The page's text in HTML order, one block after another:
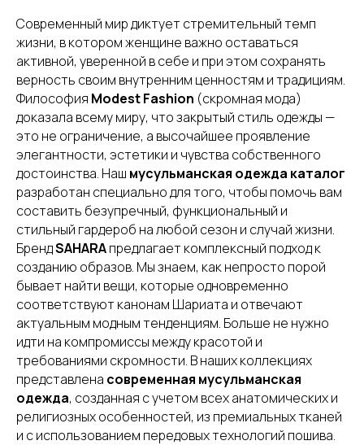
Современный мир диктует стремительный темп
жизни, в котором женщине важно оставаться
активной, уверенной в себе и при этом сохранять
верность своим внутренним ценностям и традициям.
Философия Modest Fashion (скромная мода)
доказала всему миру, что закрытый стиль одежды —
это не ограничение, а высочайшее проявление
элегантности, эстетики и чувства собственного
достоинства. Наш мусульманская одежда каталог
разработан специально для того, чтобы помочь вам
составить безупречный, функциональный и
стильный гардероб на любой сезон и случай жизни.
БрендSAHARAпредлагает комплексный подход к
созданию образов. Мы знаем, как непросто порой
бывает найти вещи, которые одновременно
соответствуют канонам Шариата и отвечают
актуальным модным тенденциям. Больше не нужно
идти на компромиссы между красотой и
требованиями скромности. В наших коллекциях
представлена современная мусульманская
одежда, созданная с учетом всех анатомических и
религиозных особенностей, из премиальных тканей
и с использованием передовых технологий пошива.